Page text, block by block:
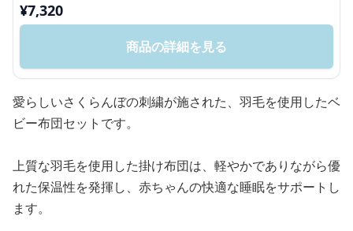
¥7,320
商品の詳細を見る
愛らしいさくらんぼの刺繍が施された、羽毛を使用したベ
ビー布団セットです。
上質な羽毛を使用した掛け布団は、軽やかでありながら優
れた保温性を発揮し、赤ちゃんの快適な睡眠をサポートし
ます。